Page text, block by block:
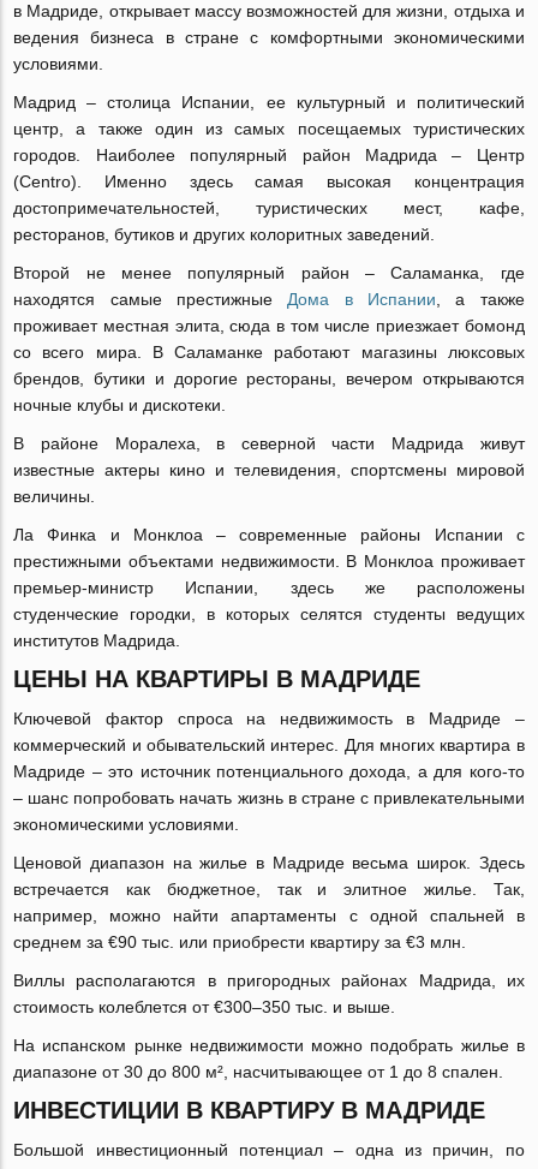
в Мадриде, открывает массу возможностей для жизни, отдыха и
ведения бизнеса в стране с комфортными экономическими
условиями.
Мадрид – столица Испании, ее культурный и политический
центр, а также один из самых посещаемых туристических
городов. Наиболее популярный район Мадрида – Центр
(Centro). Именно здесь самая высокая концентрация
достопримечательностей, туристических мест, кафе,
ресторанов, бутиков и других колоритных заведений.
Второй не менее популярный район – Саламанка, где
находятся самые престижныеДома в Испании, а также
проживает местная элита, сюда в том числе приезжает бомонд
со всего мира. В Саламанке работают магазины люксовых
брендов, бутики и дорогие рестораны, вечером открываются
ночные клубы и дискотеки.
В районе Моралеха, в северной части Мадрида живут
известные актеры кино и телевидения, спортсмены мировой
величины.
Ла Финка и Монклоа – современные районы Испании с
престижными объектами недвижимости. В Монклоа проживает
премьер-министр Испании, здесь же расположены
студенческие городки, в которых селятся студенты ведущих
институтов Мадрида.
ЦЕНЫ НА КВАРТИРЫ В МАДРИДЕ
Ключевой фактор спроса на недвижимость в Мадриде –
коммерческий и обывательский интерес. Для многих квартира в
Мадриде – это источник потенциального дохода, а для кого-то
– шанс попробовать начать жизнь в стране с привлекательными
экономическими условиями.
Ценовой диапазон на жилье в Мадриде весьма широк. Здесь
встречается как бюджетное, так и элитное жилье. Так,
например, можно найти апартаменты с одной спальней в
среднем за €90 тыс. или приобрести квартиру за €3 млн.
Виллы располагаются в пригородных районах Мадрида, их
стоимость колеблется от €300–350 тыс. и выше.
На испанском рынке недвижимости можно подобрать жилье в
диапазоне от 30 до 800 м², насчитывающее от 1 до 8 спален.
ИНВЕСТИЦИИ В КВАРТИРУ В МАДРИДЕ
Большой инвестиционный потенциал – одна из причин, по